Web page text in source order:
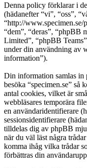
Denna policy förklarar i
(hädanefter “vi”, “oss”,
“http://www.specimen.se/
“dem”, “deras”, “phpBB
Limited”, “phpBB
under din användning av
information”).
Din information samlas in
besöka “specimen.se” så
antal cookies, vilket är
webbläsares temporära
en användaridentifierare
sessionsidentifierare
tilldelas dig av phpBB
när du väl läst några
komma ihåg vilka trådar
förbättras din